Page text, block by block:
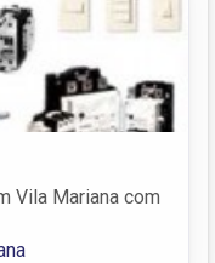
Vila Mariana com